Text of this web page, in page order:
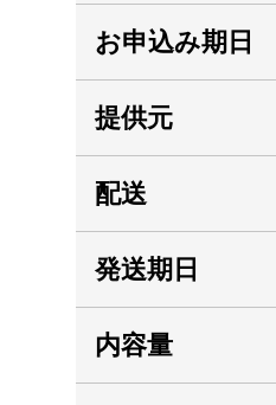
お申込み期日
提供元
配送
発送期日
内容量